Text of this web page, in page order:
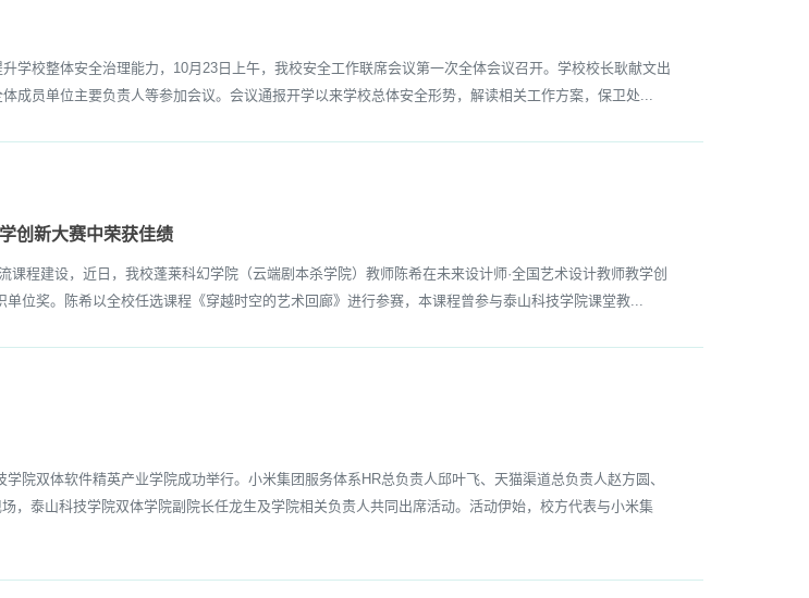
校整体安全治理能力，10月23日上午，我校安全工作联席会议第一次全体会议召开。学校校长耿献文出
成员单位主要负责人等参加会议。会议通报开学以来学校总体安全形势，解读相关工作方案，保卫处...
创新大赛中荣获佳绩
程建设，近日，我校蓬莱科幻学院（云端剧本杀学院）教师陈希在未来设计师·全国艺术设计教师教学创
位奖。陈希以全校任选课程《穿越时空的艺术回廊》进行参赛，本课程曾参与泰山科技学院课堂教...
双体软件精英产业学院成功举行。小米集团服务体系HR总负责人邱叶飞、天猫渠道总负责人赵方圆、
，泰山科技学院双体学院副院长任龙生及学院相关负责人共同出席活动。活动伊始，校方代表与小米集